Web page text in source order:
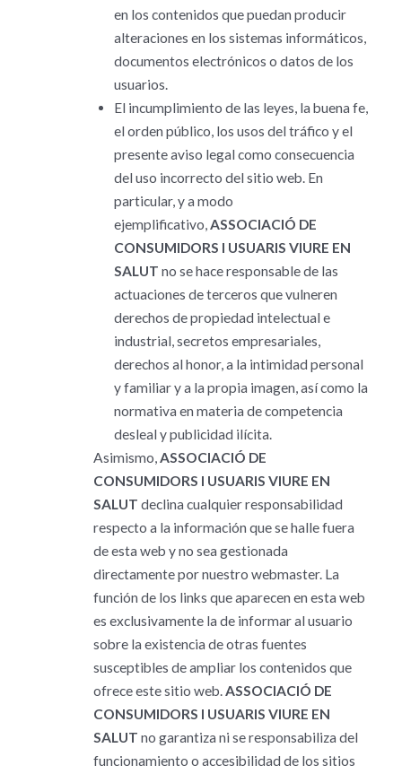
en los contenidos que puedan producir
alteraciones en los sistemas informáticos,
documentos electrónicos o datos de los
usuarios.
El incumplimiento de las leyes, la buena fe,
el orden público, los usos del tráfico y el
presente aviso legal como consecuencia
del uso incorrecto del sitio web. En
particular, y a modo
ejemplificativo, ASSOCIACIÓ DE
CONSUMIDORS I USUARIS VIURE EN
SALUT no se hace responsable de las
actuaciones de terceros que vulneren
derechos de propiedad intelectual e
industrial, secretos empresariales,
derechos al honor, a la intimidad personal
y familiar y a la propia imagen, así como la
normativa en materia de competencia
desleal y publicidad ilícita.
Asimismo, ASSOCIACIÓ DE
CONSUMIDORS I USUARIS VIURE EN
SALUT declina cualquier responsabilidad
respecto a la información que se halle fuera
de esta web y no sea gestionada
directamente por nuestro webmaster. La
función de los links que aparecen en esta web
es exclusivamente la de informar al usuario
sobre la existencia de otras fuentes
susceptibles de ampliar los contenidos que
ofrece este sitio web. ASSOCIACIÓ DE
CONSUMIDORS I USUARIS VIURE EN
SALUT no garantiza ni se responsabiliza del
funcionamiento o accesibilidad de los sitios